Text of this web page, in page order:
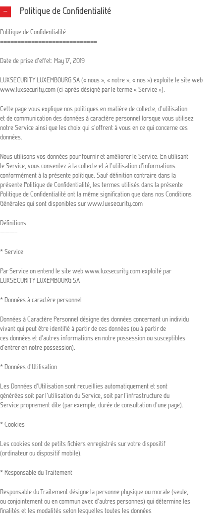
to
Politique de Confidentialité
Politique de Confidentialité
============================
Date de prise d’effet: May 17, 2019
LUXSECURITY LUXEMBOURG SA (« nous », « notre », « nos ») exploite le site web
www.luxsecurity.com (ci-après désigné par le terme « Service »).
Cette page vous explique nos politiques en matière de collecte, d’utilisation
et de communication des données à caractère personnel lorsque vous utilisez
notre Service ainsi que les choix qui s’offrent à vous en ce qui concerne ces
données.
Nous utilisons vos données pour fournir et améliorer le Service. En utilisant
le Service, vous consentez à la collecte et à l’utilisation d’informations
conformément à la présente politique. Sauf définition contraire dans la
présente Politique de Confidentialité, les termes utilisés dans la présente
Politique de Confidentialité ont la même signification que dans nos Conditions
Générales qui sont disponibles sur www.luxsecurity.com
Définitions
———–
* Service
Par Service on entend le site web www.luxsecurity.com exploité par
LUXSECURITY LUXEMBOURG SA
* Données à caractère personnel
Données à Caractère Personnel désigne des données concernant un individu
vivant qui peut être identifié à partir de ces données (ou à partir de
ces données et d’autres informations en notre possession ou susceptibles
d’entrer en notre possession).
* Données d’Utilisation
Les Données d’Utilisation sont recueillies automatiquement et sont
générées soit par l’utilisation du Service, soit par l’infrastructure du
Service proprement dite (par exemple, durée de consultation d’une page).
* Cookies
Les cookies sont de petits fichiers enregistrés sur votre dispositif
(ordinateur ou dispositif mobile).
* Responsable du Traitement
Responsable du Traitement désigne la personne physique ou morale (seule,
ou conjointement ou en commun avec d’autres personnes) qui détermine les
finalités et les modalités selon lesquelles toutes les données